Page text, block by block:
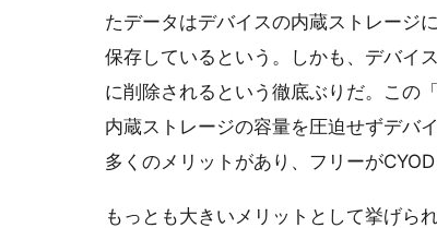
たデータはデバイスの内蔵ストレージ
保存しているという。しかも、デバイ
に削除されるという徹底ぶりだ。この
内蔵ストレージの容量を圧迫せずデバ
多くのメリットがあり、フリーが
もっとも大きいメリットとして挙げら